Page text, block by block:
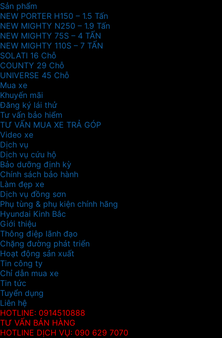
Sản phẩm
NEW PORTER H150 – 1.5 Tấn
NEW MIGHTY N250 – 1.9 Tấn
NEW MIGHTY 75S – 4 TẤN
NEW MIGHTY 110S – 7 TẤN
SOLATI 16 Chỗ
COUNTY 29 Chỗ
UNIVERSE 45 Chỗ
Mua xe
Khuyến mãi
Đăng ký lái thử
Tư vấn bảo hiểm
TƯ VẤN MUA XE TRẢ GÓP
Video xe
Dịch vụ
Dịch vụ cứu hộ
Bảo dưỡng định kỳ
Chính sách bảo hành
Làm đẹp xe
Dịch vụ đồng sơn
Phụ tùng & phụ kiện chính hãng
Hyundai Kinh Bắc
Giới thiệu
Thông điệp lãnh đạo
Chặng đường phát triển
Hoạt động sản xuất
Tin công ty
Chỉ dẫn mua xe
Tin tức
Tuyển dụng
Liên hệ
HOTLINE: 0914510888
TƯ VẤN BÁN HÀNG
HOTLINE DỊCH VỤ: 090 629 7070